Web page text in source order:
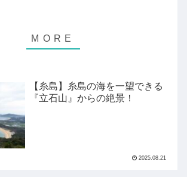
【糸島】糸島の海を一望できる
『立石山』からの絶景！
2025.08.21